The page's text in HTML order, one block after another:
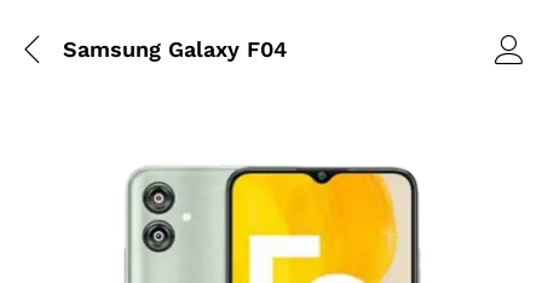
Samsung Galaxy F04